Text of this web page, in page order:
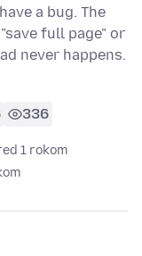
a bug. The
full page" or
never happens.
336
1 rokom